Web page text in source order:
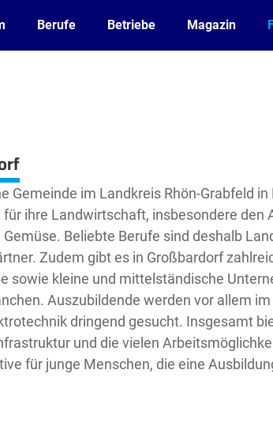
Berufe Betriebe Magazin
Gemeinde im Landkreis Rhön-Grabfeld in
für ihre Landwirtschaft, insbesondere den
Gemüse. Beliebte Berufe sind deshalb
Zudem gibt es in Großbardorf
sowie kleine und mittelständische
Auszubildende werden vor allem im
dringend gesucht. Insgesamt
und die vielen
für junge Menschen, die eine